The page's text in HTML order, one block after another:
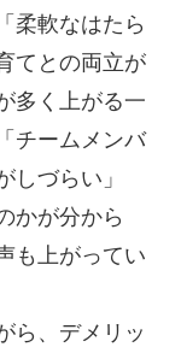
柔軟なはたら
てとの両立が
多く上がる一
チームメンバ
しづらい」
かが分から
も上がってい
ら、デメリッ